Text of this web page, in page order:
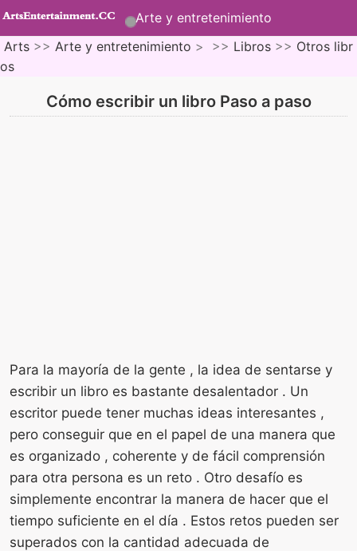
Arte y entretenimiento
Arts >> Arte y entretenimiento > >> Libros >> Otros libr
os
Cómo escribir un libro Paso a paso
Para la mayoría de la gente , la idea de sentarse y
escribir un libro es bastante desalentador . Un
escritor puede tener muchas ideas interesantes ,
pero conseguir que en el papel de una manera que
es organizado , coherente y de fácil comprensión
para otra persona es un reto . Otro desafío es
simplemente encontrar la manera de hacer que el
tiempo suficiente en el día . Estos retos pueden ser
superados con la cantidad adecuada de